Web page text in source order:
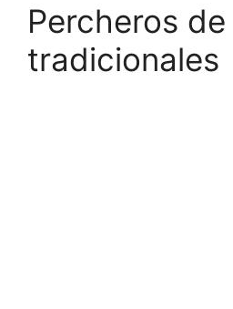
Percheros
tradicionales